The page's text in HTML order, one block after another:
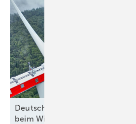
Deutsche Umwelthilfe und
beim Windausbau